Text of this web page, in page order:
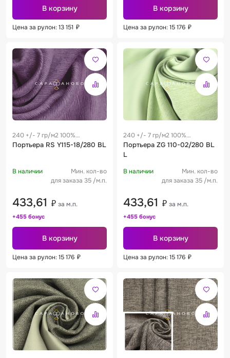
В корзину
Цена за рулон: 13 151 ₽
В корзину
Цена за рулон: 15 176 ₽
240 +/- 7 гр/м2 100%
полиэстер
Портьера RS Y115-18/280 BL
В наличии
Мин. кол-во
для заказа 35 /м.п.
433,61 ₽ за м.п.
+455 бонус
В корзину
Цена за рулон: 15 176 ₽
240 +/- 7 гр/м2 100%
полиэстер
Портьера ZG 110-02/280 BL
L
В наличии
Мин. кол-во
для заказа 35 /м.п.
433,61 ₽ за м.п.
+455 бонус
В корзину
Цена за рулон: 15 176 ₽